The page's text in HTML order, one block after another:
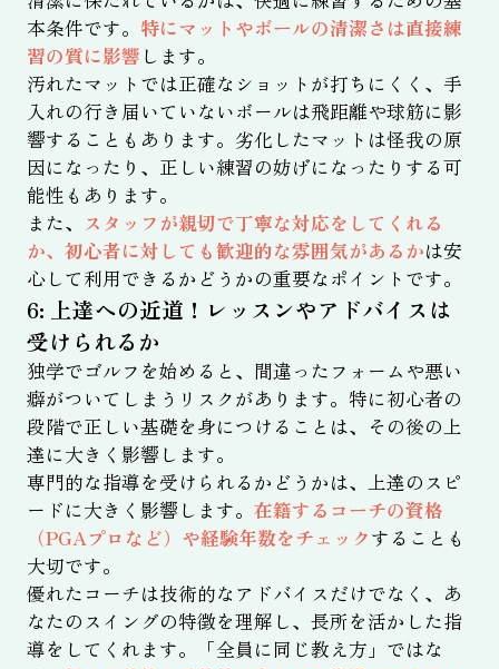
本条件です。 特にマットやボールの清潔さは直接練
習の質に影響 します。
汚れたマットでは正確なショットが打ちにくく、手
入れの行き届いていないボールは飛距離や球筋に影
響することもあります。劣化したマットは怪我の原
因になったり、正しい練習の妨げになったりする可
能性もあります。
また、 スタッフが親切で丁寧な対応をしてくれる
か、初心者に対しても歓迎的な雰囲気があるかは安
心して利用できるかどうかの重要なポイントです。
6: 上達への近道！レッスンやアドバイスは
受けられるか
独学でゴルフを始めると、間違ったフォームや悪い
癖がついてしまうリスクがあります。特に初心者の
段階で正しい基礎を身につけることは、その後の上
達に大きく影響します。
専門的な指導を受けられるかどうかは、上達のスピ
ードに大きく影響します。 在籍するコーチの資格
（PGAプロなど）や経験年数をチェックすることも
大切です。
優れたコーチは技術的なアドバイスだけでなく、あ
なたのスイングの特徴を理解し、長所を活かした指
導をしてくれます。「全員に同じ教え方」ではな